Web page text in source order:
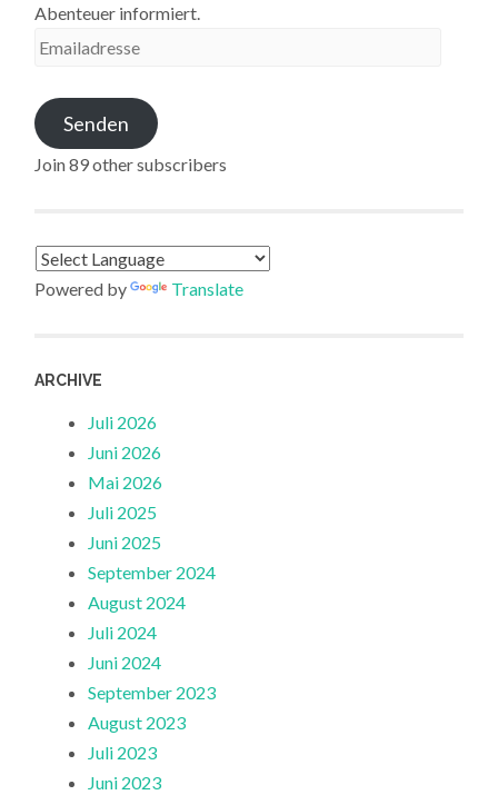
Abenteuer informiert.
Emailadresse
Senden
Join 89 other subscribers
Powered by Translate
ARCHIVE
Juli 2026
Juni 2026
Mai 2026
Juli 2025
Juni 2025
September 2024
August 2024
Juli 2024
Juni 2024
September 2023
August 2023
Juli 2023
Juni 2023